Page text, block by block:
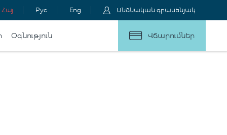
Հայ Рус Eng Անձնական գրասենյակ
Օգնություն Վճարումներ